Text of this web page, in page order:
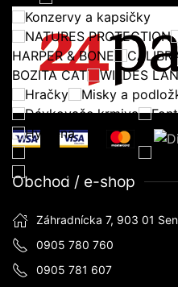
Konzervy a kapsičky
NATURES PROTECTION
HARPER & BONE
BOZITA CAT
WILDES
Hračky
Misky a
Dávkovače krmiva
Hygiena
Toalety pre mačky
Pelechy, domčeky,
Obchod / e-shop
Záhradnícka 7, 903 01
0905 780 760
0905 781 607